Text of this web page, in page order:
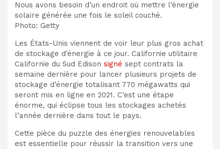
Nous avons besoin d’un endroit où mettre l’énergie
solaire générée une fois le soleil couché.
Photo: Getty
Les États-Unis viennent de voir leur plus gros achat
de stockage d’énergie à ce jour. Californie utilitaire
Californie du Sud Edison signé sept contrats la
semaine dernière pour lancer plusieurs projets de
stockage d’énergie totalisant 770 mégawatts qui
seront mis en ligne en 2021. C’est une étape
énorme, qui éclipse tous les stockages achetés
l’année dernière dans tout le pays.
Cette pièce du puzzle des énergies renouvelables
est essentielle pour réussir la transition vers une